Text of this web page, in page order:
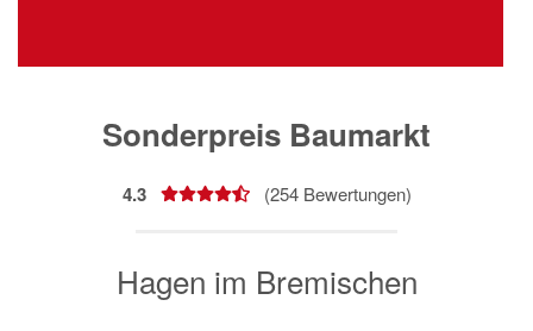
Sonderpreis Baumarkt
4.3 (254Bewertungen)
Hagen im Bremischen